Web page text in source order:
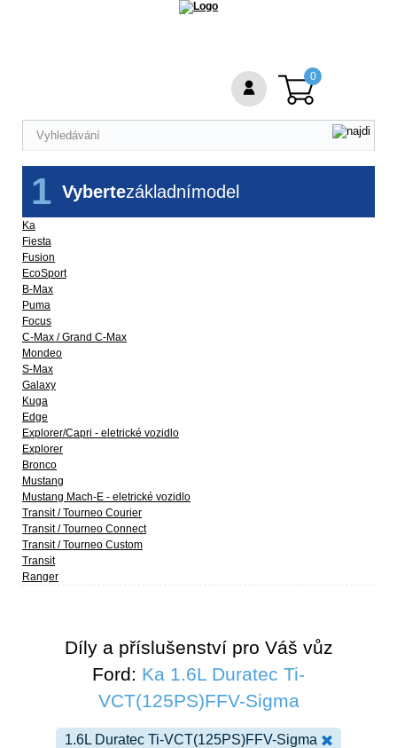
Vybertezákladnímodel
1
Ka
Fiesta
Fusion
EcoSport
B-Max
Puma
Focus
C-Max / Grand C-Max
Mondeo
S-Max
Galaxy
Kuga
Edge
Explorer/Capri - eletrické vozidlo
Explorer
Bronco
Mustang
Mustang Mach-E - eletrické vozidlo
Transit / Tourneo Courier
Transit / Tourneo Connect
Transit / Tourneo Custom
Transit
Ranger
Díly a příslušenství pro Váš vůz
Ford: Ka 1.6L Duratec Ti-
VCT(125PS)FFV-Sigma
1.6L Duratec Ti-VCT(125PS)FFV-Sigma
0